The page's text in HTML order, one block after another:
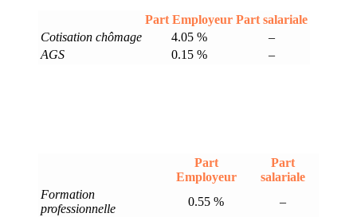
Part Employeur Part salariale
Cotisation chômage
4.05 %
–
AGS
0.15 % –
Part
Employeur
Part
salariale
Formation
professionnelle
0.55 %
–